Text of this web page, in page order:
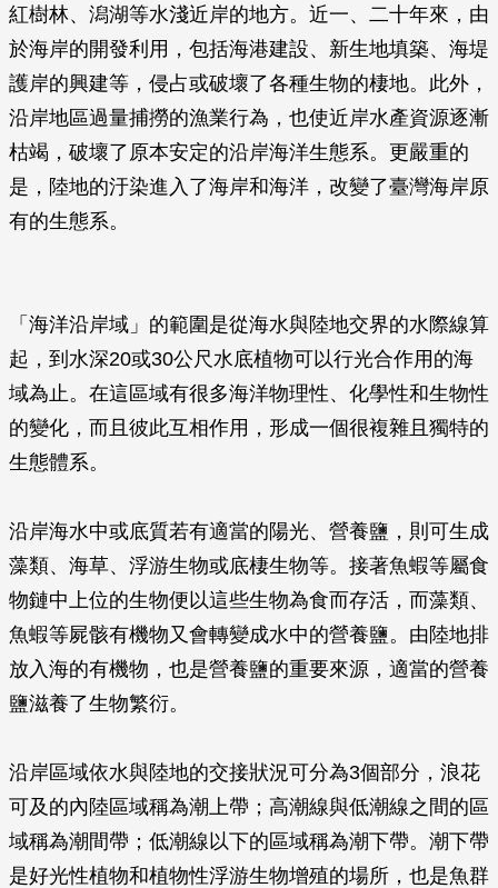
紅樹林、潟湖等水淺近岸的地方。近一、二十年來，由
於海岸的開發利用，包括海港建設、新生地填築、海堤
護岸的興建等，侵占或破壞了各種生物的棲地。此外，
沿岸地區過量捕撈的漁業行為，也使近岸水產資源逐漸
枯竭，破壞了原本安定的沿岸海洋生態系。更嚴重的
是，陸地的汙染進入了海岸和海洋，改變了臺灣海岸原
有的生態系。
「海洋沿岸域」的範圍是從海水與陸地交界的水際線算
起，到水深20或30公尺水底植物可以行光合作用的海
域為止。在這區域有很多海洋物理性、化學性和生物性
的變化，而且彼此互相作用，形成一個很複雜且獨特的
生態體系。
沿岸海水中或底質若有適當的陽光、營養鹽，則可生成
藻類、海草、浮游生物或底棲生物等。接著魚蝦等屬食
物鏈中上位的生物便以這些生物為食而存活，而藻類、
魚蝦等屍骸有機物又會轉變成水中的營養鹽。由陸地排
放入海的有機物，也是營養鹽的重要來源，適當的營養
鹽滋養了生物繁衍。
沿岸區域依水與陸地的交接狀況可分為3個部分，浪花
可及的內陸區域稱為潮上帶；高潮線與低潮線之間的區
域稱為潮間帶；低潮線以下的區域稱為潮下帶。潮下帶
是好光性植物和植物性浮游生物增殖的場所，也是魚群